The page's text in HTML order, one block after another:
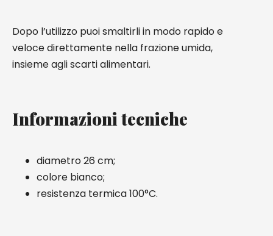
Dopo l’utilizzo puoi smaltirli in modo rapido e
veloce direttamente nella frazione umida,
insieme agli scarti alimentari.
Informazioni tecniche
diametro 26 cm;
colore bianco;
resistenza termica 100°C.